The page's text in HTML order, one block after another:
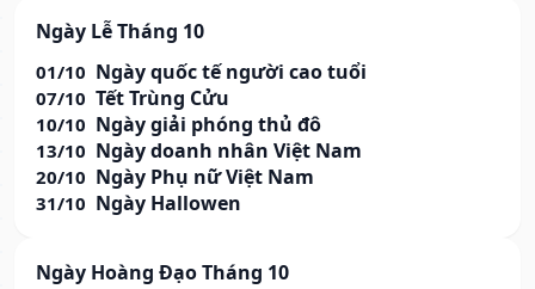
Ngày Lễ Tháng 10
01/10 Ngày quốc tế người cao tuổi
07/10 Tết Trùng Cửu
10/10 Ngày giải phóng thủ đô
13/10 Ngày doanh nhân Việt Nam
20/10 Ngày Phụ nữ Việt Nam
31/10 Ngày Hallowen
Ngày Hoàng Đạo Tháng 10